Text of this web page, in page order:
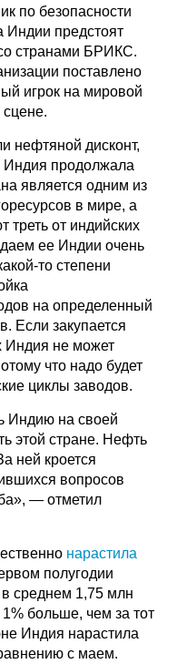
по безопасности
Индии предстоят
странами БРИКС.
поставлено
игрок на мировой
сцене.
нефтяной дисконт,
Индия продолжала
является одним из
в мире, а
треть от индийских
ее Индии очень
то степени
на определенный
Если закупается
Индия не может
что надо будет
циклы заводов.
Индию на своей
этой стране. Нефть
ней кроется
вопросов
— отметил
нарастила
полугодии
в среднем 1,75 млн
больше, чем за тот
Индия нарастила
с маем.